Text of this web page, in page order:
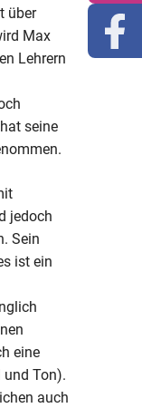
über
Max
Lehrern
seine
jedoch
Sein
ist ein
eine
und Ton).
auch